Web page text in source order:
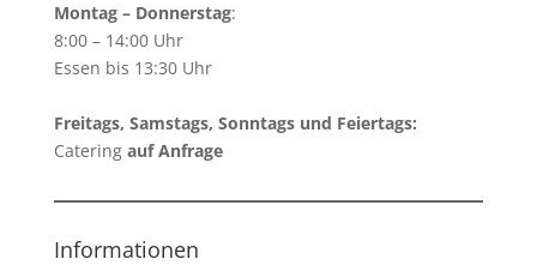
Montag – Donnerstag:
8:00 – 14:00 Uhr
Essen bis 13:30 Uhr
Freitags, Samstags, Sonntags und Feiertags:
Catering auf Anfrage
Informationen